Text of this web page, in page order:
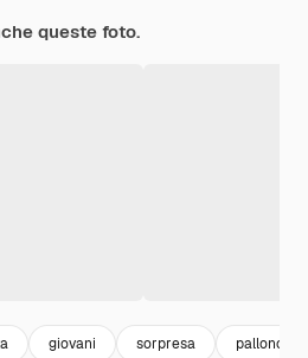
queste foto.
giovani sorpresa palloncini